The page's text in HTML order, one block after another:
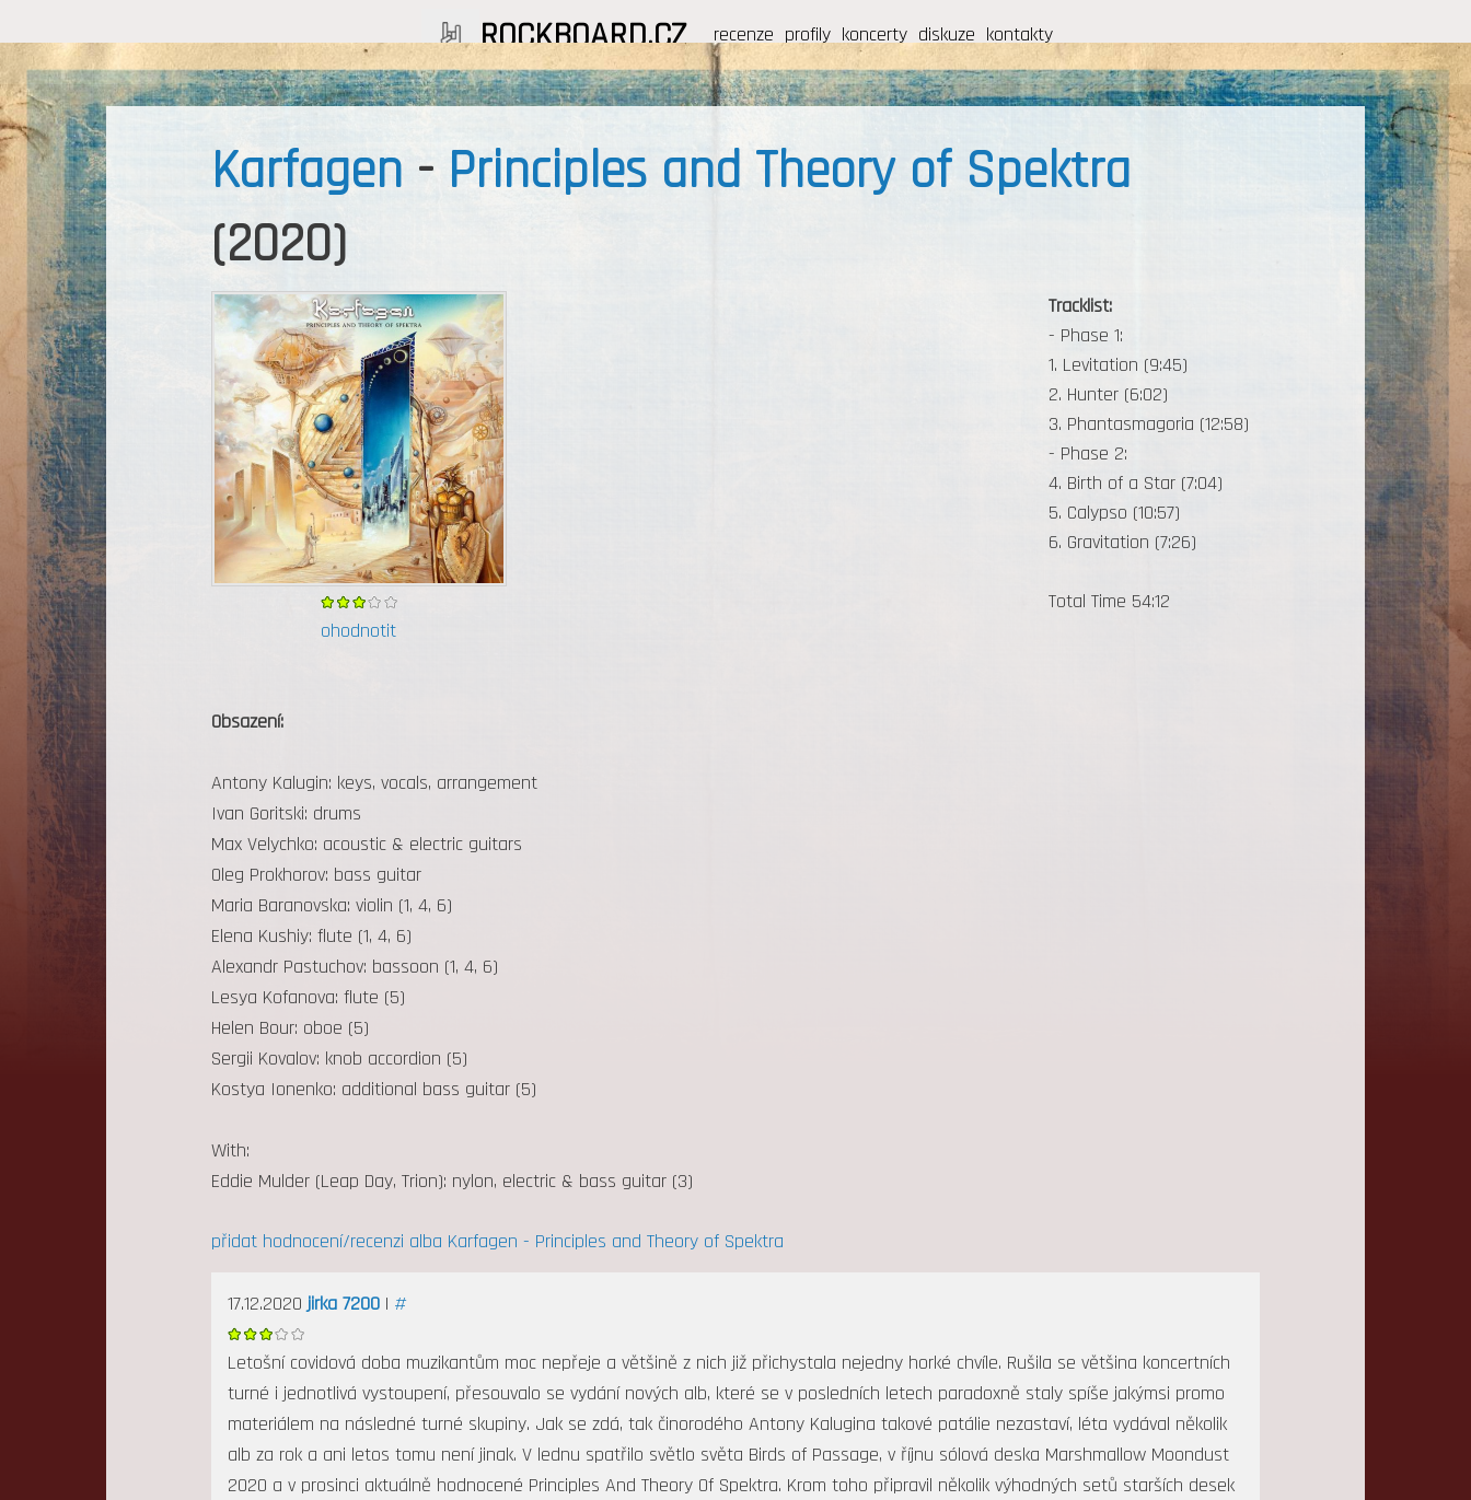
ROCKBOARD.CZ recenze profily koncerty diskuze kontakty
Karfagen - Principles and Theory of Spektra
(2020)
ohodnotit
Tracklist:
- Phase 1:
1. Levitation (9:45)
2. Hunter (6:02)
3. Phantasmagoria (12:58)
- Phase 2:
4. Birth of a Star (7:04)
5. Calypso (10:57)
6. Gravitation (7:26)
Total Time 54:12
Obsazení:
Antony Kalugin: keys, vocals, arrangement
Ivan Goritski: drums
Max Velychko: acoustic & electric guitars
Oleg Prokhorov: bass guitar
Maria Baranovska: violin (1, 4, 6)
Elena Kushiy: flute (1, 4, 6)
Alexandr Pastuchov: bassoon (1, 4, 6)
Lesya Kofanova: flute (5)
Helen Bour: oboe (5)
Sergii Kovalov: knob accordion (5)
Kostya Ionenko: additional bass guitar (5)
With:
Eddie Mulder (Leap Day, Trion): nylon, electric & bass guitar (3)
přidat hodnocení/recenzi alba Karfagen - Principles and Theory of Spektra
17.12.2020 jirka 7200| #
Letošní covidová doba muzikantům moc nepřeje a většině z nich již přichystala nejedny horké chvíle. Rušila se většina koncertních
turné i jednotlivá vystoupení, přesouvalo se vydání nových alb, které se v posledních letech paradoxně staly spíše jakýmsi promo
materiálem na následné turné skupiny. Jak se zdá, tak činorodého Antony Kalugina takové patálie nezastaví, léta vydával několik
alb za rok a ani letos tomu není jinak. V lednu spatřilo světlo světa Birds of Passage, v říjnu sólová deska Marshmallow Moondust
2020 a v prosinci aktuálně hodnocené Principles And Theory Of Spektra. Krom toho připravil několik výhodných setů starších desek